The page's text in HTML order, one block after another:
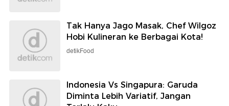
Tak Hanya Jago Masak, Chef Wilgoz
Hobi Kulineran ke Berbagai Kota!
detikFood
Indonesia Vs Singapura: Garuda
Diminta Lebih Variatif, Jangan